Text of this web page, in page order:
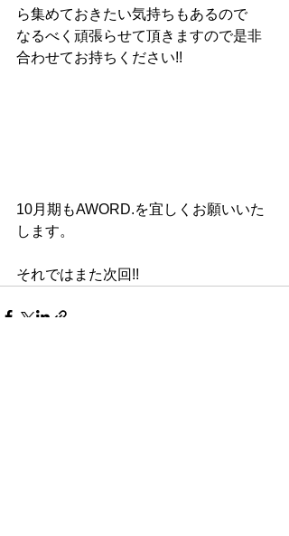
ら集めておきたい気持ちもあるので
なるべく頑張らせて頂きますので是非
合わせてお持ちください!!
10月期もAWORD.を宜しくお願いいた
します。
それではまた次回!!